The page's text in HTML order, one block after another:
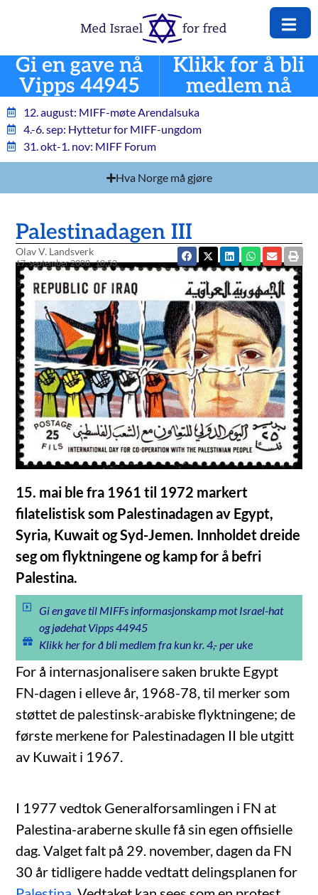
Gi en gave nå
Vipps 44945
Klikk for å bli
medlem nå
12. august: MIFF-møte Arendalsuka
4.-6. sep: Hyttetur for MIFF-ungdom
31. okt-1. nov: MIFF Forum
Hva Norge må gjøre
Palestinadagen III
Olav V. Landsverk
17. september 2008 10:53
15. mai ble fra 1961 til 1972 markert
filatelistisk som Palestinadagen av Egypt,
Syria, Kuwait og Syd-Jemen. Innholdet dreide
seg om flyktningene og kamp for å befri
Palestina.
Gi en gave til MIFFs informasjonskamp mot Israel-hat
og jødehat Vipps 44945
Klikk her for å bli medlem fra kun kr. 4,- per uke
For å internasjonalisere saken brukte Egypt
FN-dagen i elleve år, 1968-78, til merker som
støttet de palestinsk-arabiske flyktningene; de
første merkene for Palestinadagen II ble utgitt
av Kuwait i 1967.
I 1977 vedtok Generalforsamlingen i FN at
Palestina-araberne skulle få sin egen offisielle
dag. Valget falt på 29. november, dagen da FN
30 år tidligere hadde vedtatt delingsplanen for